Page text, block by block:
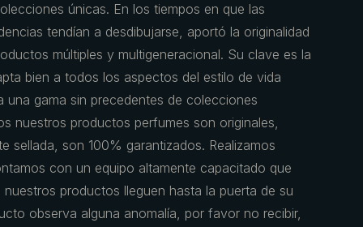
únicas. En los tiempos en que las
tendían a desdibujarse, aportó la originalidad
múltiples y multigeneracional. Su clave es la
bien a todos los aspectos del estilo de vida
una gama sin precedentes de colecciones
nuestros productos perfumes son originales,
sellada, son 100% garantizados. Realizamos
con un equipo altamente capacitado que
productos lleguen hasta la puerta de su
observa alguna anomalía, por favor no recibir,